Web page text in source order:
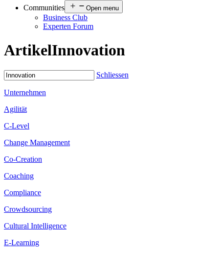
Communities
Open menu
Business Club
Experten Forum
ArtikelInnovation
Schliessen
Unternehmen
Agilität
C-Level
Change Management
Co-Creation
Coaching
Compliance
Crowdsourcing
Cultural Intelligence
E-Learning